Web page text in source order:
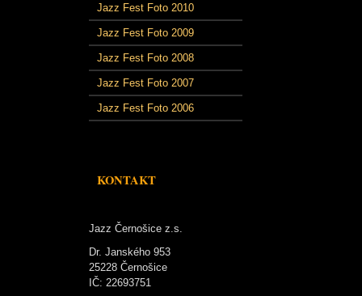
Jazz Fest Foto 2010
Jazz Fest Foto 2009
Jazz Fest Foto 2008
Jazz Fest Foto 2007
Jazz Fest Foto 2006
KONTAKT
Jazz Černošice z.s.
Dr. Janského 953
25228 Černošice
IČ: 22693751